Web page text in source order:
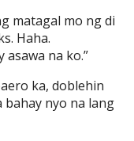
matagal mo ng di
Haha.
na ko.”
ka, doblehin
bahay nyo na lang